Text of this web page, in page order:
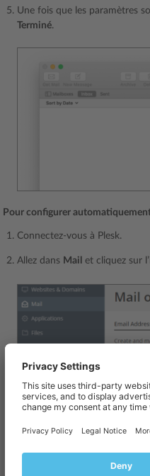
Une fois que les paramètres
Terminé.
Pour configurer automatiquement
Connectez-vous à Plesk.
Allez dans Mail et cliquez sur